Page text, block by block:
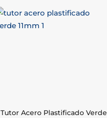
Tutor Acero Plastificado Verde